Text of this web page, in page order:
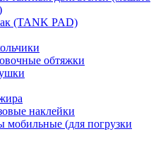
(TANK PAD)
обтяжки
наклейки
мобильные (для погрузки